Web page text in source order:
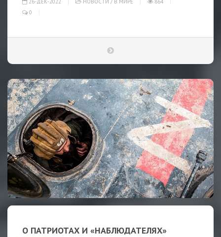
26-ДЕК-2022 НОВОСТИ / В МИРЕ
864
0
О ПАТРИОТАХ И «НАБЛЮДАТЕЛЯХ»